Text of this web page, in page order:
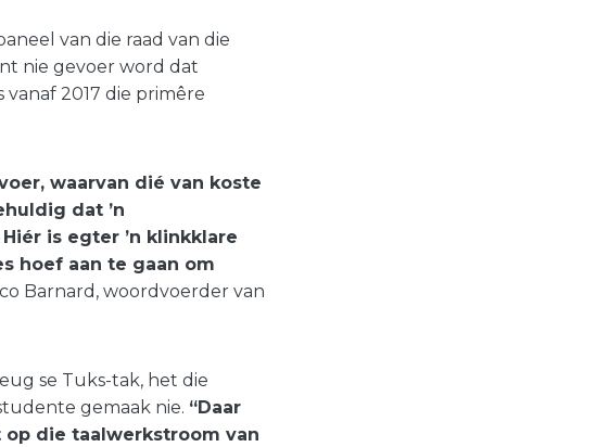
van die raad van die
nie gevoer word dat
vanaf 2017 die primêre
waarvan dié van koste
dat ’n
is egter ’n klinkklare
hoef aan te gaan om
Barnard, woordvoerder van
se Tuks-tak, het die
gemaak nie. “Daar
die taalwerkstroom van